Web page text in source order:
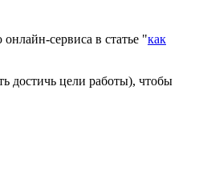
сервиса в статье "как
достичь цели работы), чтобы